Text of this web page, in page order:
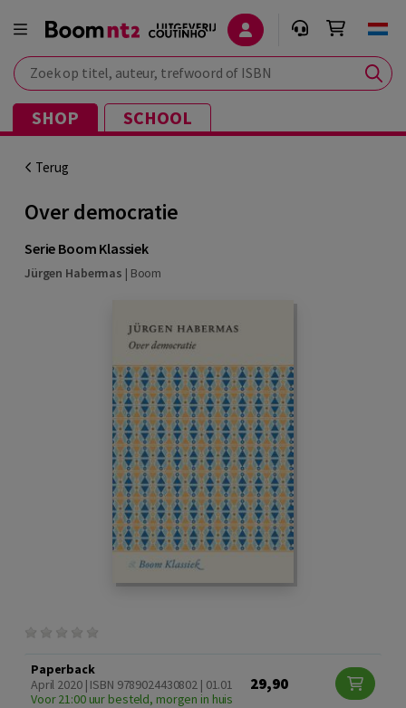
Zoek op titel, auteur, trefwoord of ISBN
SHOP SCHOOL
Terug
Over democratie
Serie Boom Klassiek
Jürgen Habermas | Boom
Paperback
April 2020 | ISBN 9789024430802 | 01.01
Voor 21:00 uur besteld, morgen in huis
29,90